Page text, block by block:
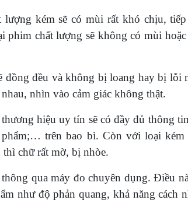
lượng kém sẽ có mùi rất khó chịu,
phim chất lượng sẽ không có mùi
đồng đều và không bị loang hay bị lỗi
nhìn vào cảm giác không thật.
hiệu uy tín sẽ có đầy đủ thông
trên bao bì. Còn với loại kém
chữ rất mờ, bị nhòe.
qua máy đo chuyên dụng. Điều
như độ phản quang, khả năng cách